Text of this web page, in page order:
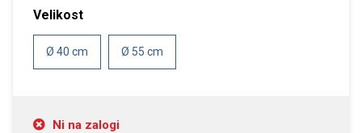
Velikost
Ø 40 cm Ø 55 cm
Ni na zalogi